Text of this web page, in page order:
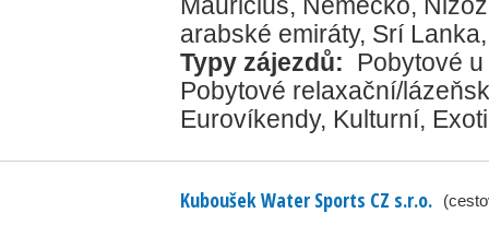
arabské emiráty, Srí Lanka
Typy zájezdů:
Pobytové
Pobytové relaxační/
Eurovíkendy, Kulturní,
Kuboušek Water Sports CZ s.r.o.